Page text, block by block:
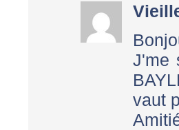
J'me
vaut